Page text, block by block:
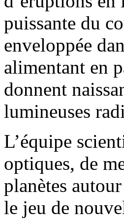
puissante du
enveloppée
alimentant en
donnent
lumineuses
L’équipe
optiques, de
planètes
le jeu de